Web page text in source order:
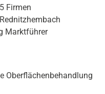
Firmen
Marktführer
Oberflächenbehandlung